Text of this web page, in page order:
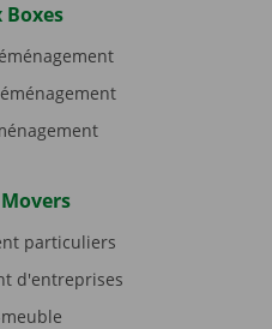
Boxes
particuliers
d'entreprises